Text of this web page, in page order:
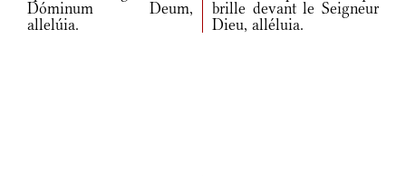
Dóminum Deum,
allelúia.
brille devant le Seigneur
Dieu, alléluia.